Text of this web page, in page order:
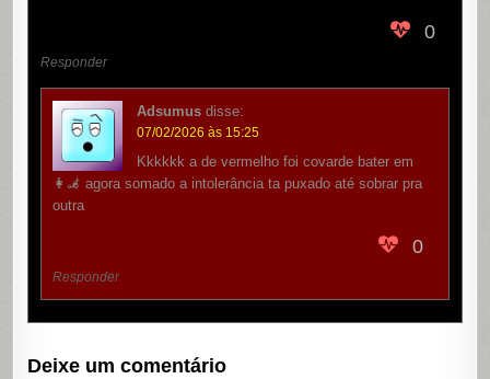
0
Responder
Adsumus disse:
07/02/2026 às 15:25
Kkkkkk a de vermelho foi covarde bater em
👩‍🦼 agora somado a intolerância ta puxado até sobrar pra
outra
0
Responder
Deixe um comentário